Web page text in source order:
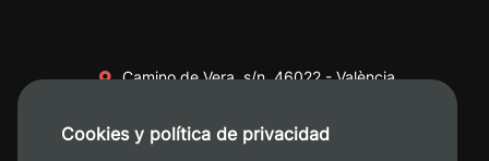
Camino de Vera, s/n. 46022 - València
+34 620 04 00 50
Cookies y política de privacidad